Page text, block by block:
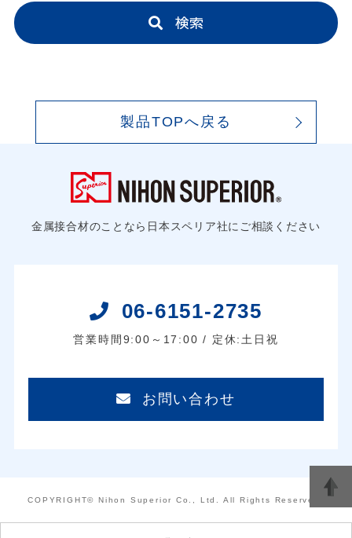
検索
製品TOPへ戻る
金属接合材のことなら日本スペリア社にご相談ください
06-6151-2735
営業時間9:00～17:00 / 定休:土日祝
お問い合わせ
COPYRIGHT© Nihon Superior Co., Ltd. All Rights Reserved.